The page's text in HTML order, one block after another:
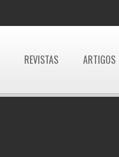
REVISTAS ARTIGOS